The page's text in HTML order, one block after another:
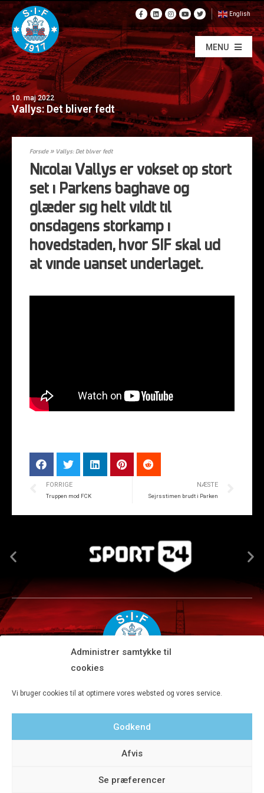
Administrer samtykke til
cookies
Vi bruger cookies til at optimere vores websted og vores service.
Godkend
Afvis
Se præferencer
English
MENU
10. maj 2022
Vallys: Det bliver fedt
Forside» Vallys: Det bliver fedt
Nicolai Vallys er vokset op stort
set i Parkens baghave og
glæder sig helt vildt til
onsdagens storkamp i
hovedstaden, hvor SIF skal ud
at vinde uanset underlaget.
FORRIGE
Truppen mod FCK
NÆSTE
Sejrsstimen brudt i Parken
Tlf 8680 4477 · Fax 8680 4647 · Kontortid man-fre kl. 9-15